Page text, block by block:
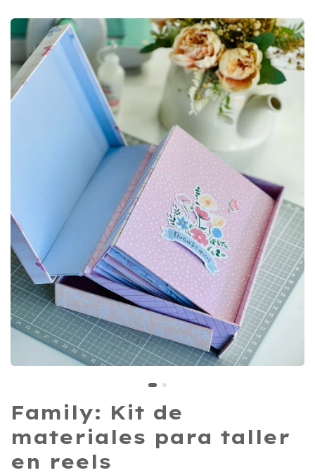
Family: Kit de
materiales para taller
en reels